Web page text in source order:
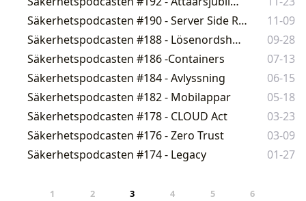
Säkerhetspodcasten #190 - Server Side Request Forgery
11-09
Säkerhetspodcasten #188 - Lösenordshanterare
09-28
Säkerhetspodcasten #186 -Containers
07-13
Säkerhetspodcasten #184 - Avlyssning
06-15
Säkerhetspodcasten #182 - Mobilappar
05-18
Säkerhetspodcasten #178 - CLOUD Act
03-23
Säkerhetspodcasten #176 - Zero Trust
03-09
Säkerhetspodcasten #174 - Legacy
01-27
1 2 3 4 5 6